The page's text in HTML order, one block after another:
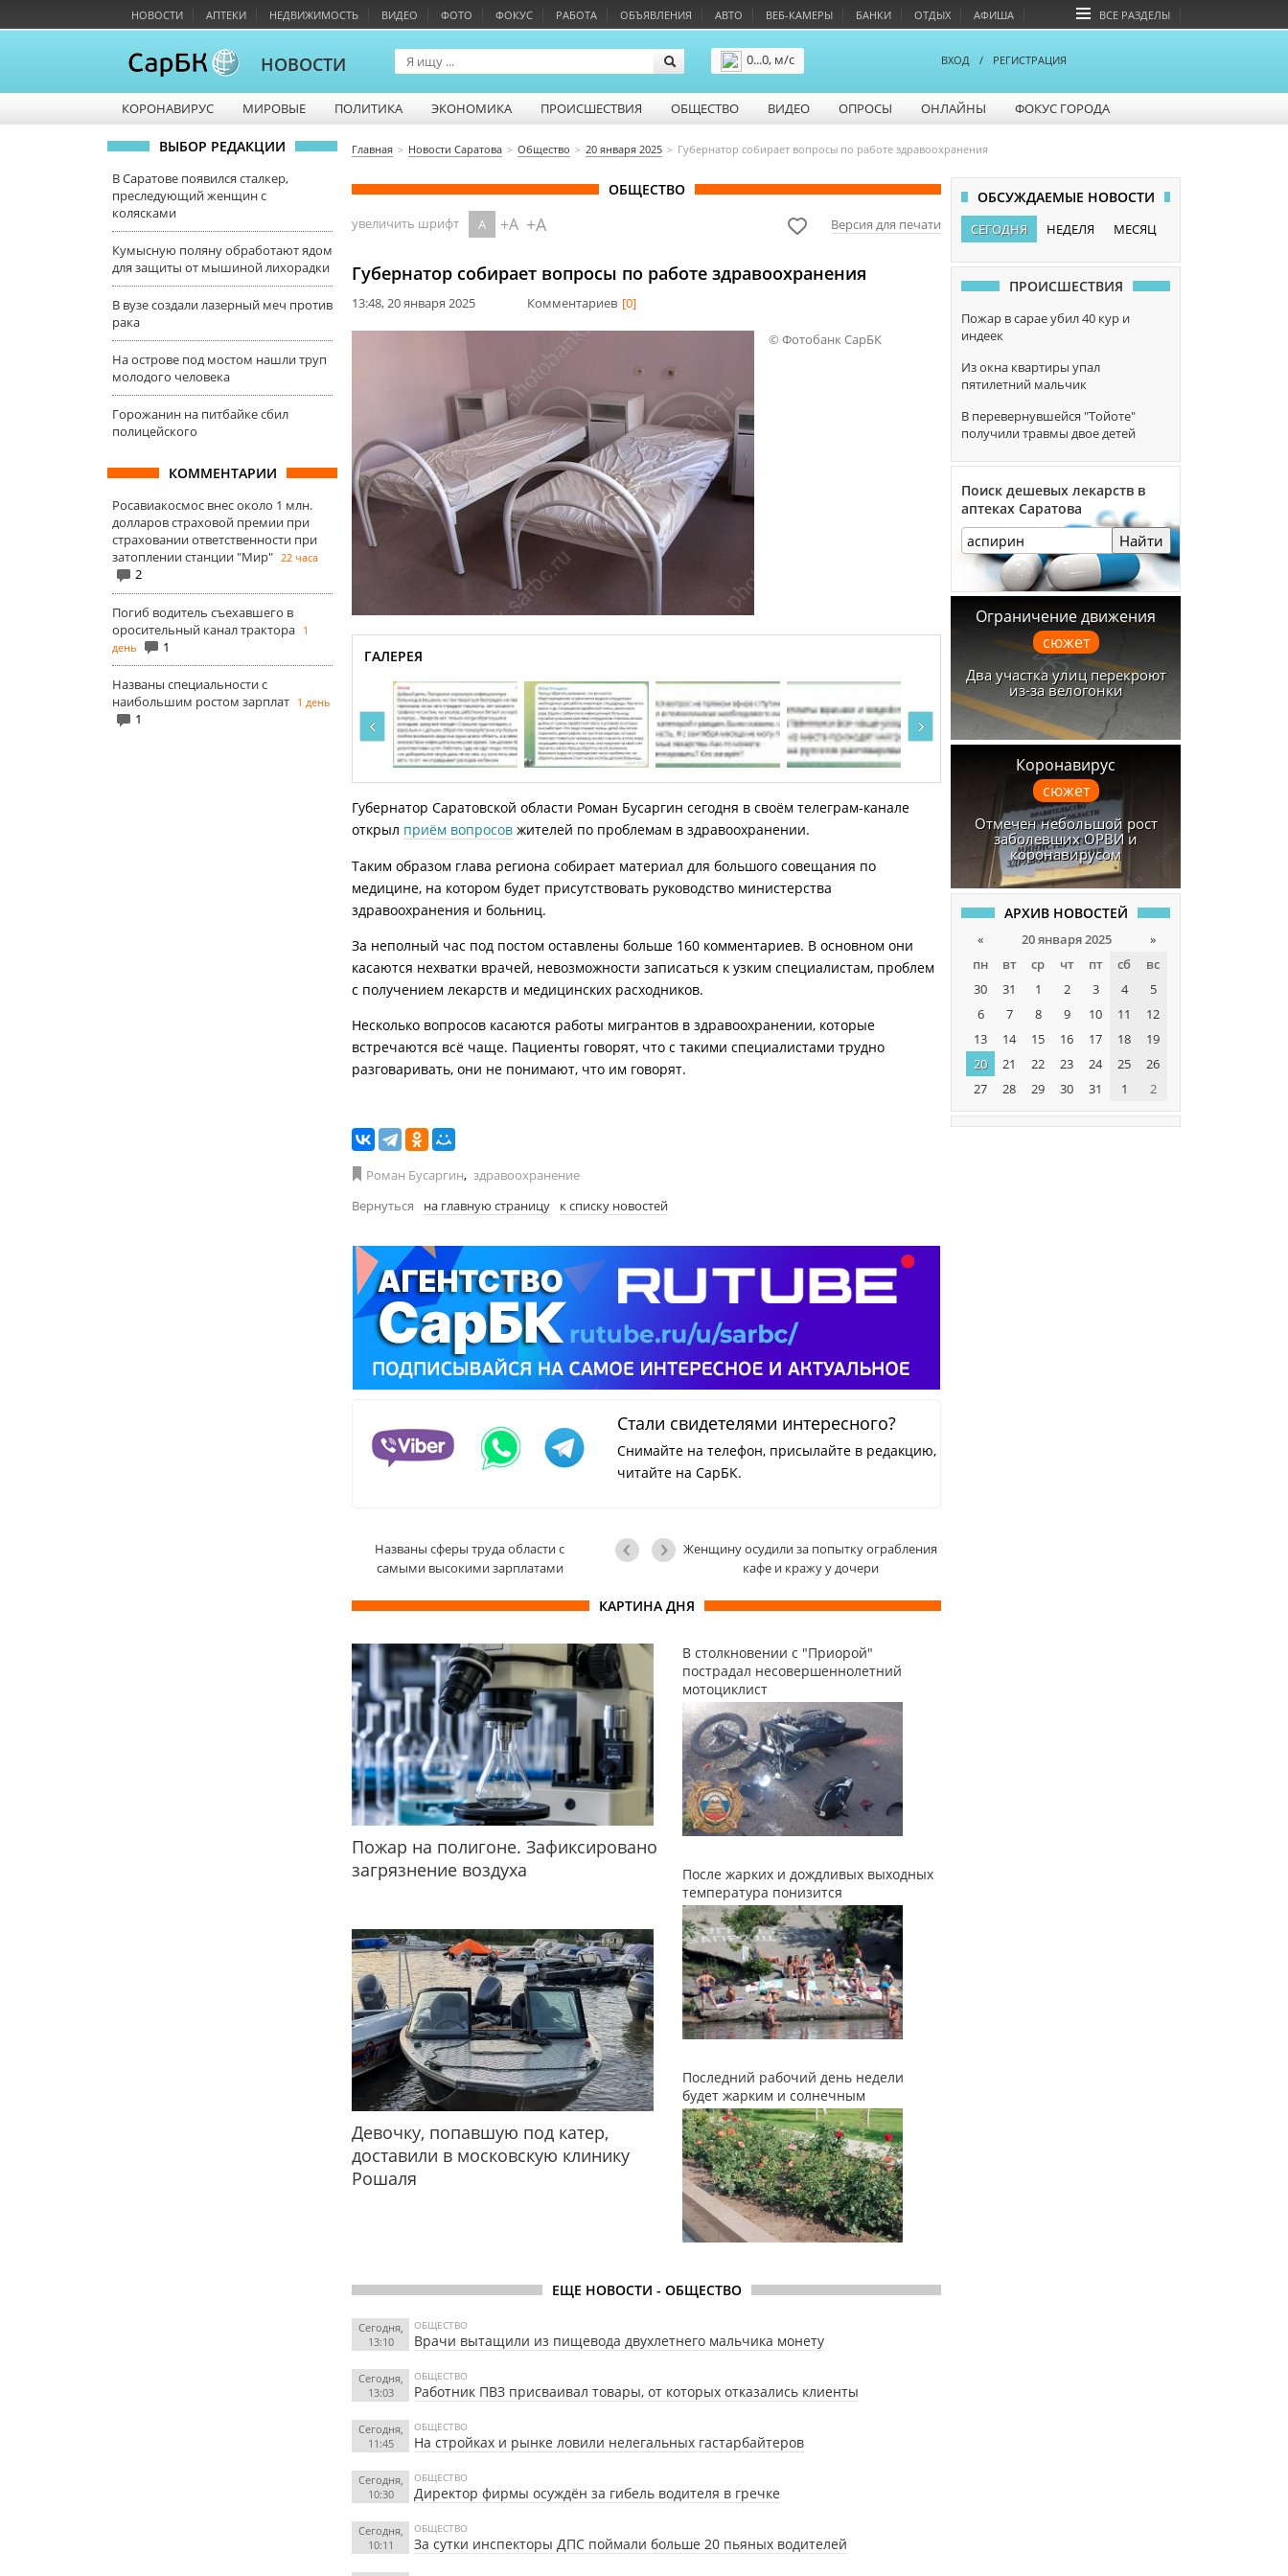
НОВОСТИ АПТЕКИ НЕДВИЖИМОСТЬ ВИДЕО ФОТО ФОКУС РАБОТА ОБЪЯВЛЕНИЯ АВТО ВЕБ-КАМЕРЫ БАНКИ ОТДЫХ АФИША ВСЕ РАЗДЕЛЫ
НОВОСТИ
0...0, м/с
ВХОД / РЕГИСТРАЦИЯ
КОРОНАВИРУС МИРОВЫЕ ПОЛИТИКА ЭКОНОМИКА ПРОИСШЕСТВИЯ ОБЩЕСТВО ВИДЕО ОПРОСЫ ОНЛАЙНЫ ФОКУС ГОРОДА
ВЫБОР РЕДАКЦИИ
В Саратове появился сталкер,
преследующий женщин с
колясками
Кумысную поляну обработают ядом
для защиты от мышиной лихорадки
В вузе создали лазерный меч против
рака
На острове под мостом нашли труп
молодого человека
Горожанин на питбайке сбил
полицейского
КОММЕНТАРИИ
Росавиакосмос внес около 1 млн.
долларов страховой премии при
страховании ответственности при
затоплении станции "Мир" 22 часа
2
Погиб водитель съехавшего в
оросительный канал трактора 1
день
1
Названы специальности с
наибольшим ростом зарплат 1 день
1
Главная Новости Саратова Общество 20 января 2025 Губернатор собирает вопросы по работе здравоохранения
ОБЩЕСТВО
увеличить шрифт A +A +A Версия для печати
Губернатор собирает вопросы по работе здравоохранения
13:48, 20 января 2025 Комментариев [0]
© Фотобанк СарБК
ГАЛЕРЕЯ
‹ ›
Губернатор Саратовской области Роман Бусаргин сегодня в своём телеграм-канале
открыл приём вопросов жителей по проблемам в здравоохранении.
Таким образом глава региона собирает материал для большого совещания по
медицине, на котором будет присутствовать руководство министерства
здравоохранения и больниц.
За неполный час под постом оставлены больше 160 комментариев. В основном они
касаются нехватки врачей, невозможности записаться к узким специалистам, проблем
с получением лекарств и медицинских расходников.
Несколько вопросов касаются работы мигрантов в здравоохранении, которые
встречаются всё чаще. Пациенты говорят, что с такими специалистами трудно
разговаривать, они не понимают, что им говорят.
Роман Бусаргин, здравоохранение
Вернуться
на главную страницу к списку новостей
Стали свидетелями интересного?
Снимайте на телефон, присылайте в редакцию,
читайте на СарБК.
Названы сферы труда области с
самыми высокими зарплатами
Женщину осудили за попытку ограбления
кафе и кражу у дочери
КАРТИНА ДНЯ
Пожар на полигоне. Зафиксировано
загрязнение воздуха
Девочку, попавшую под катер,
доставили в московскую клинику
Рошаля
В столкновении с "Приорой"
пострадал несовершеннолетний
мотоциклист
После жарких и дождливых выходных
температура понизится
Последний рабочий день недели
будет жарким и солнечным
ЕЩЕ НОВОСТИ - ОБЩЕСТВО
Сегодня,
13:10
ОБЩЕСТВО
Врачи вытащили из пищевода двухлетнего мальчика монету
Сегодня,
13:03
ОБЩЕСТВО
Работник ПВЗ присваивал товары, от которых отказались клиенты
Сегодня,
11:45
ОБЩЕСТВО
На стройках и рынке ловили нелегальных гастарбайтеров
Сегодня,
10:30
ОБЩЕСТВО
Директор фирмы осуждён за гибель водителя в гречке
Сегодня,
10:11
ОБЩЕСТВО
За сутки инспекторы ДПС поймали больше 20 пьяных водителей
ОБСУЖДАЕМЫЕ НОВОСТИ
СЕГОДНЯ НЕДЕЛЯ МЕСЯЦ
ПРОИСШЕСТВИЯ
Пожар в сарае убил 40 кур и
индеек
Из окна квартиры упал
пятилетний мальчик
В перевернувшейся "Тойоте"
получили травмы двое детей
Поиск дешевых лекарств в
аптеках Саратова
Найти
Ограничение движения
сюжет
Два участка улиц перекроют
из-за велогонки
Коронавирус
сюжет
Отмечен небольшой рост
заболевших ОРВИ и
коронавирусом
АРХИВ НОВОСТЕЙ
« 20 января 2025
»
пн
вт ср чт пт сб
вс
30
31 1 2 3 4
5
6
7 8 9 10 11
12
13
14 15 16 17 18
19
20
21 22 23 24 25
26
27
28 29 30 31 1 2